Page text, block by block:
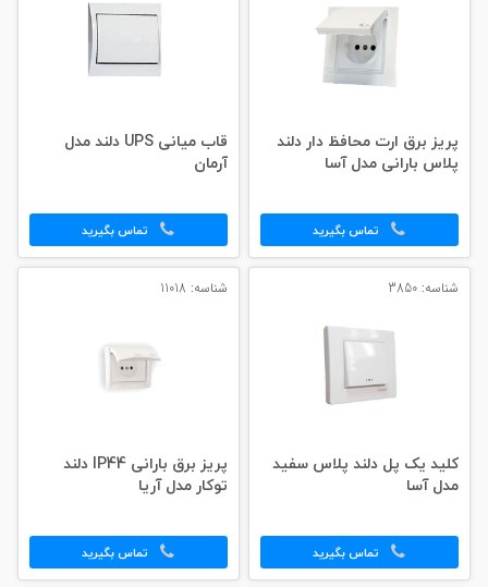
پریز برق ارت محافظ دار دلند
پلاس بارانی مدل آسا
تماس بگیرید
قاب میانی UPS دلند مدل
آرمان
تماس بگیرید
شناسه: 3850
کلید یک پل دلند پلاس سفید
مدل آسا
تماس بگیرید
شناسه: 11018
پریز برق بارانی IP44 دلند
توکار مدل آریا
تماس بگیرید